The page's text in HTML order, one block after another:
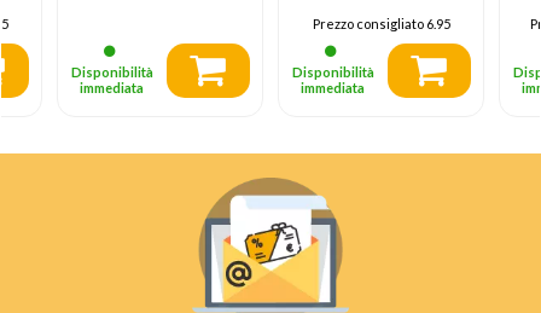
Disponibilità
immediata
Prezzo consigliato6.95
Disponibilità
immediata